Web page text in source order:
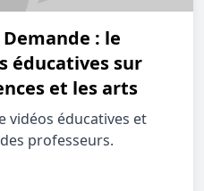
: le
éducatives sur
et les arts
vidéos éducatives et
professeurs.